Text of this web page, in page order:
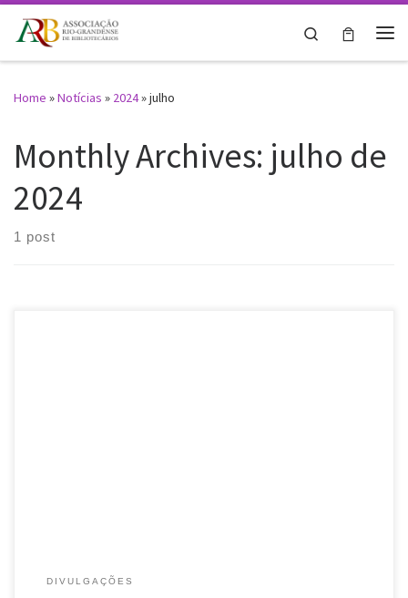
Skip to content
Search
Home »Notícias » 2024»julho
Monthly Archives: julho de
2024
1 post
DIVULGAÇÕES